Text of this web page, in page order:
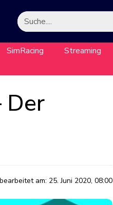
SimRacing
Streaming
Der
am: 25. Juni 2020, 08:00